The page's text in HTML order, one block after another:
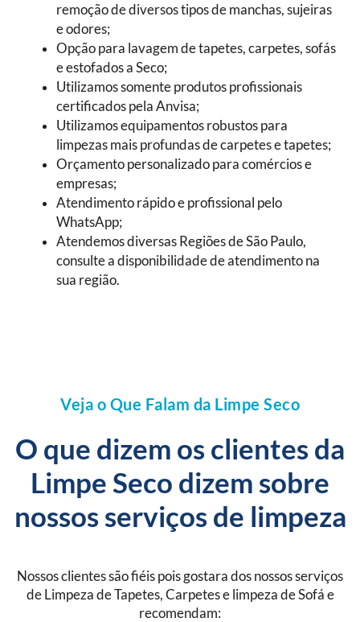
remoção de diversos tipos de manchas, sujeiras
e odores;
Opção para lavagem de tapetes, carpetes, sofás
e estofados a Seco;
Utilizamos somente produtos profissionais
certificados pela Anvisa;
Utilizamos equipamentos robustos para
limpezas mais profundas de carpetes e tapetes;
Orçamento personalizado para comércios e
empresas;
Atendimento rápido e profissional pelo
WhatsApp;
Atendemos diversas Regiões de São Paulo,
consulte a disponibilidade de atendimento na
sua região.
Veja o Que Falam da Limpe Seco
O que dizem os clientes da
Limpe Seco dizem sobre
nossos serviços de limpeza
Nossos clientes são fiéis pois gostara dos nossos serviços
de Limpeza de Tapetes, Carpetes e limpeza de Sofá e
recomendam: